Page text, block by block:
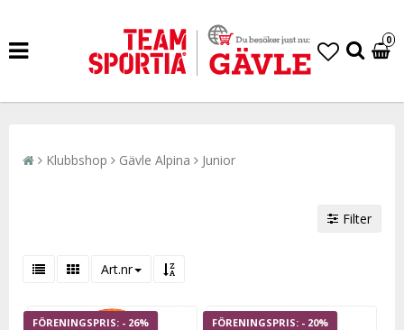
0
Klubbshop Gävle Alpina Junior
Filter
Art.nr
- 26% - 20%